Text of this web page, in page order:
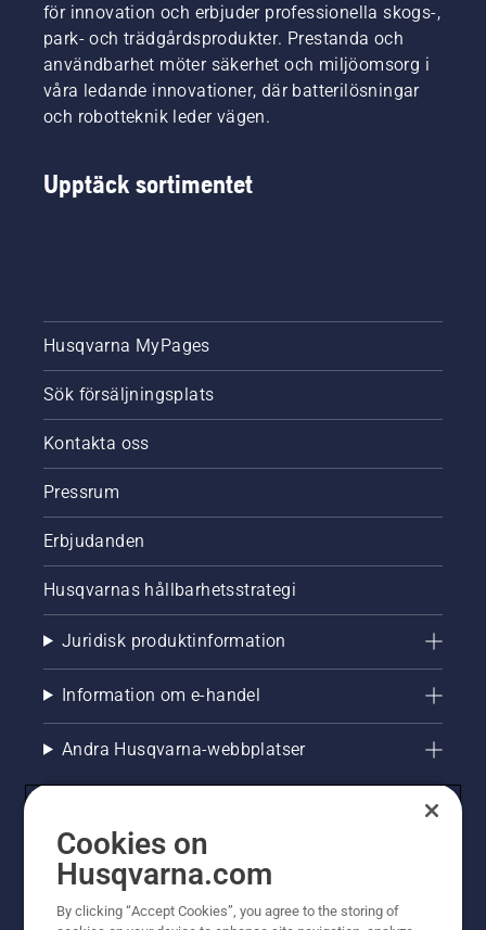
för innovation och erbjuder professionella skogs-,
park- och trädgårdsprodukter. Prestanda och
användbarhet möter säkerhet och miljöomsorg i
våra ledande innovationer, där batterilösningar
och robotteknik leder vägen.
Upptäck sortimentet
Husqvarna MyPages
Sök försäljningsplats
Kontakta oss
Pressrum
Erbjudanden
Husqvarnas hållbarhetsstrategi
Juridisk produktinformation
Information om e-handel
Andra Husqvarna-webbplatser
Cookies on
Husqvarna.com
By clicking “Accept Cookies”, you agree to the storing of